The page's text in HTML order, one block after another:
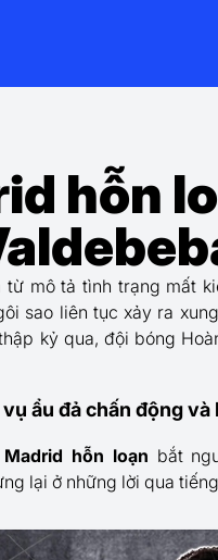
hỗn
từ mô tả tình trạng mất
sao liên tục xảy ra
kỷ qua, đội bóng
ẩu đả chấn động
Madrid hỗn loạn bắt
lại ở những lời qua